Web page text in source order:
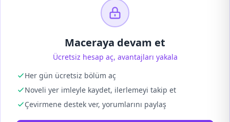
Maceraya devam et
Ücretsiz hesap aç, avantajları yakala
Her gün ücretsiz bölüm aç
Noveli yer imleyle kaydet, ilerlemeyi takip et
Çevirmene destek ver, yorumlarını paylaş